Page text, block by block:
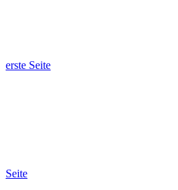
erste Seite
Seite